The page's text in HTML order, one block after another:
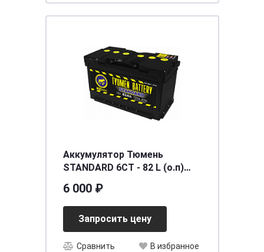
Аккумулятор Тюмень
STANDARD 6СТ - 82 L (о.п)
6 000 ₽
Запросить цену
Сравнить В избранное